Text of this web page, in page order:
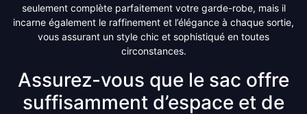
seulement complète parfaitement votre garde-robe, mais il
incarne également le raffinement et l’élégance à chaque sortie,
vous assurant un style chic et sophistiqué en toutes
circonstances.
Assurez-vous que le sac offre
suffisamment d’espace et de